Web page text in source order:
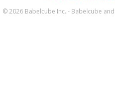
© 2026 Babelcube Inc. - Babelcube